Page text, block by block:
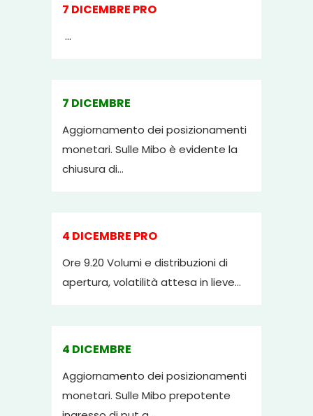
7 DICEMBRE PRO
...
7 DICEMBRE
Aggiornamento dei posizionamenti
monetari. Sulle Mibo è evidente la
chiusura di...
4 DICEMBRE PRO
Ore 9.20 Volumi e distribuzioni di
apertura, volatilità attesa in lieve...
4 DICEMBRE
Aggiornamento dei posizionamenti
monetari. Sulle Mibo prepotente